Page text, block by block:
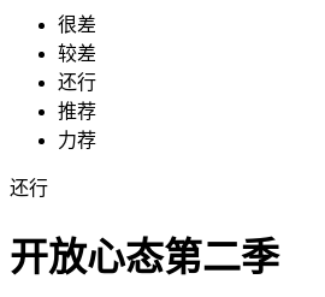
很差
较差
还行
推荐
力荐
还行
开放心态第二季